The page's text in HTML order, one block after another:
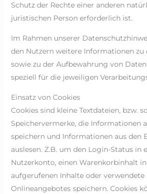
Schutz der Rechte einer anderen
juristischen Person erforderlich ist.
Im Rahmen unserer
den Nutzern weitere Informationen zu
sowie zu der Aufbewahrung von
speziell für die jeweiligen
Einsatz von Cookies
Cookies sind kleine Textdateien, bzw.
Speichervermerke, die Informationen
speichern und Informationen aus den
auslesen. Z.B. um den Login-Status in
Nutzerkonto, einen Warenkorbinhalt
aufgerufenen Inhalte oder verwendete
Onlineangebotes speichern. Cookies